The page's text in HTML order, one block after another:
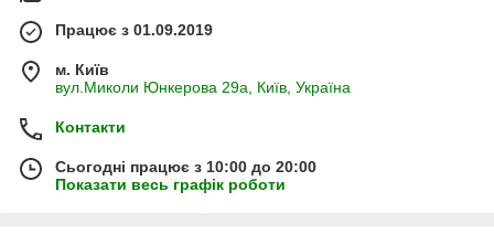
Працює з 01.09.2019
м. Київ
вул.Миколи Юнкерова 29а, Київ, Україна
Контакти
Сьогодні працює з 10:00 до 20:00
Показати весь графік роботи